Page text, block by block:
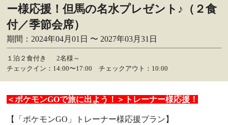
ー様応援！但馬の名水プレゼント♪（２食
付／季節会席）
期間：2024年04月01日 〜 2027年03月31日
１泊２食付き
2名様～
チェックイン：14:00〜17:00 チェックアウト：10:00
＜ポケモンGOで旅に出よう！＞トレーナー様応援！
【「ポケモンGO」トレーナー様応援プラン】